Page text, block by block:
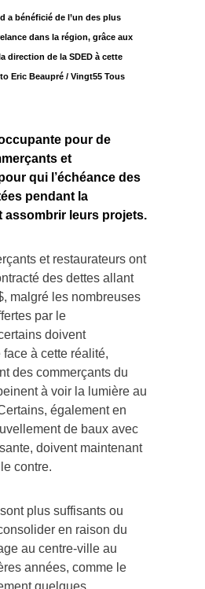
a bénéficié de l’un des plus
dans la région, grâce aux
direction de la SDED à cette
Eric Beaupré / Vingt55 Tous
pour de
et
qui l’échéance des
pendant la
assombrir leurs projets.
et restaurateurs ont
des dettes allant
malgré les nombreuses
par le
doivent
à cette réalité,
des commerçants du
à voir la lumière au
également en
de baux avec
doivent maintenant
contre.
plus suffisants ou
en raison du
au centre-ville au
années, comme le
quelques